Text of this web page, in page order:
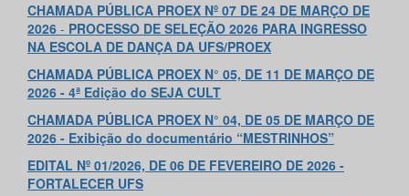
CHAMADA PÚBLICA PROEX Nº 07 DE 24 DE MARÇO DE
2026 - PROCESSO DE SELEÇÃO 2026 PARA INGRESSO
NA ESCOLA DE DANÇA DA UFS/PROEX
CHAMADA PÚBLICA PROEX N° 05, DE 11 DE MARÇO DE
2026 - 4ª Edição do SEJA CULT
CHAMADA PÚBLICA PROEX N° 04, DE 05 DE MARÇO DE
2026 - Exibição do documentário “MESTRINHOS”
EDITAL Nº 01/2026, DE 06 DE FEVEREIRO DE 2026 -
FORTALECER UFS